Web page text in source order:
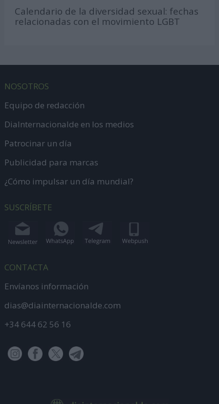
Calendario de la diversidad sexual: fechas
relacionadas con el movimiento LGBT
NOSOTROS
Equipo de redacción
DiaInternacionalde en los medios
Patrocinar un día
Publicidad para marcas
¿Cómo impulsar un día mundial?
SUSCRÍBETE
CONTACTA
Envíanos información
dias@diainternacionalde.com
+34 644 62 56 16